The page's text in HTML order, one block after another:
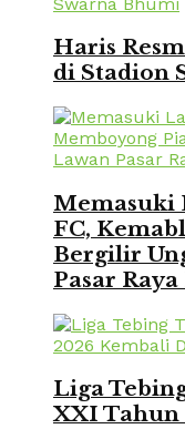
Haris
di Stadion
Memasuki
FC,
Bergilir
Pasar Raya
Liga
XXI Tahun